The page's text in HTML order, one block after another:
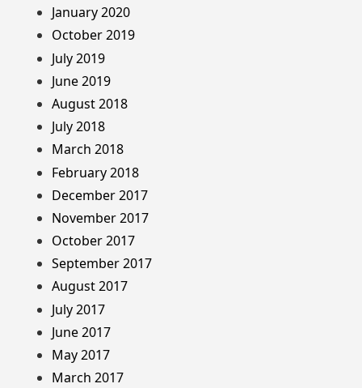
January 2020
October 2019
July 2019
June 2019
August 2018
July 2018
March 2018
February 2018
December 2017
November 2017
October 2017
September 2017
August 2017
July 2017
June 2017
May 2017
March 2017